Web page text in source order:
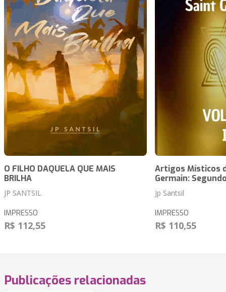
O FILHO DAQUELA QUE MAIS
BRILHA
JP SANTSIL
IMPRESSO
R$ 112,55
Artigos Místicos
Germain:
Jp Santsil
IMPRESSO
R$ 110,55
Publicações relacionadas